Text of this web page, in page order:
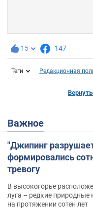
15 147
Теги Редакционная
Важное
"Джипинг
формировались
тревогу
В высокогорье
луга – редкие
на протяжении сотен лет